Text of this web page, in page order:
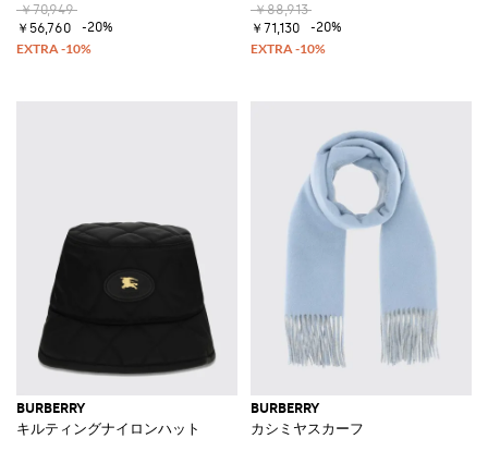
￥70,949
￥56,760
-20%
￥88,913
￥71,130
-20%
BURBERRY
キルティングナイロンハット
BURBERRY
カシミヤスカーフ